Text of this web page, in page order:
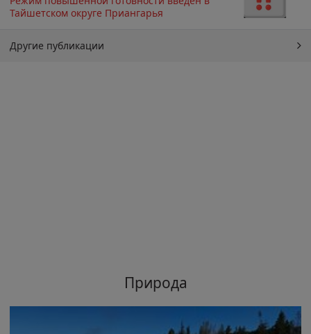
Тайшетском округе Приангарья
Другие публикации
Природа